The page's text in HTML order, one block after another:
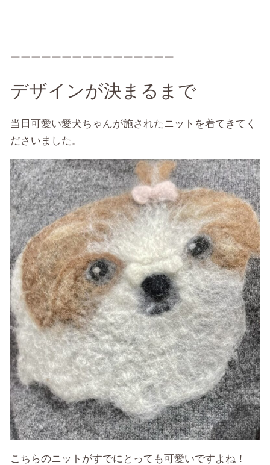
ーーーーーーーーーーーーーーーー
デザインが決まるまで
当日可愛い愛犬ちゃんが施されたニットを着てきてく
ださいました。
こちらのニットがすでにとっても可愛いですよね！